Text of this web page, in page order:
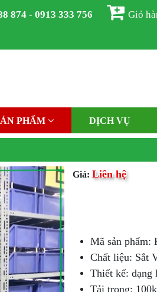
874 - 0913 333 756 Giỏ
PHẨM DỊCH VỤ
Giá: Liên hệ
Mã sản phẩm:
Chất liệu: Sắt
Thiết kế:
Tải trọng: